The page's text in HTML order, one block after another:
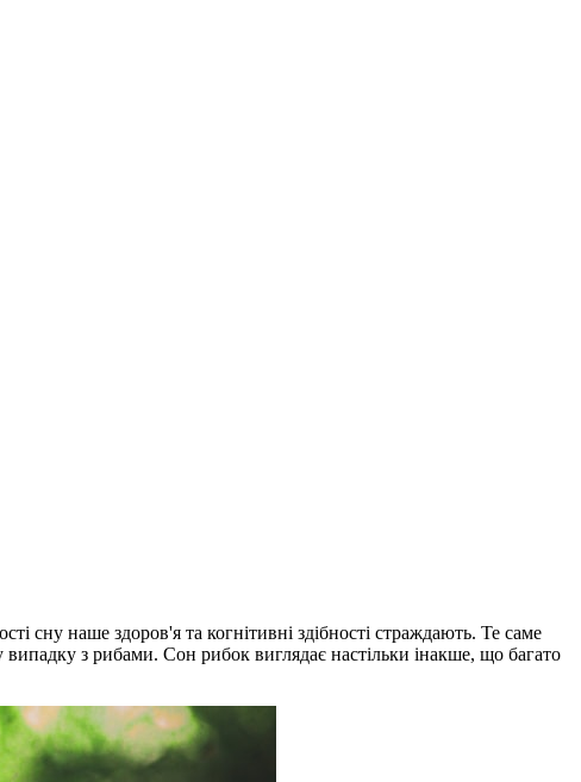
сну наше здоров'я та когнітивні здібності страждають. Те саме
з рибами. Сон рибок виглядає настільки інакше, що багато